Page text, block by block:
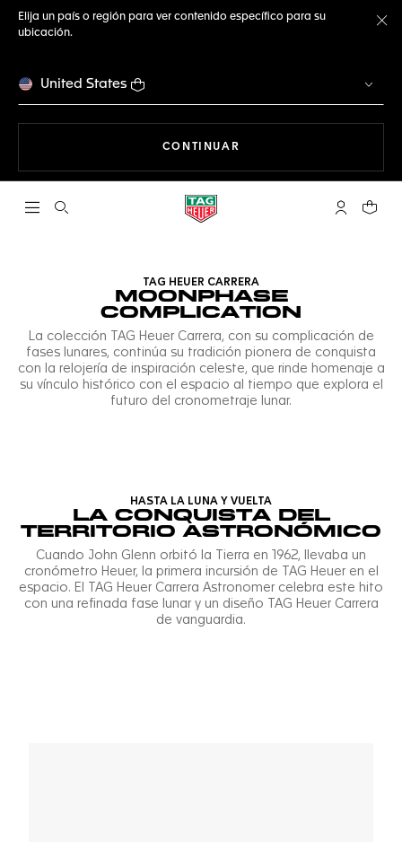
Elija un país o región para ver contenido específico para su
ubicación.
United States
CONTINUAR
Abrir el menú de búsqueda Cuenta Mi
Su